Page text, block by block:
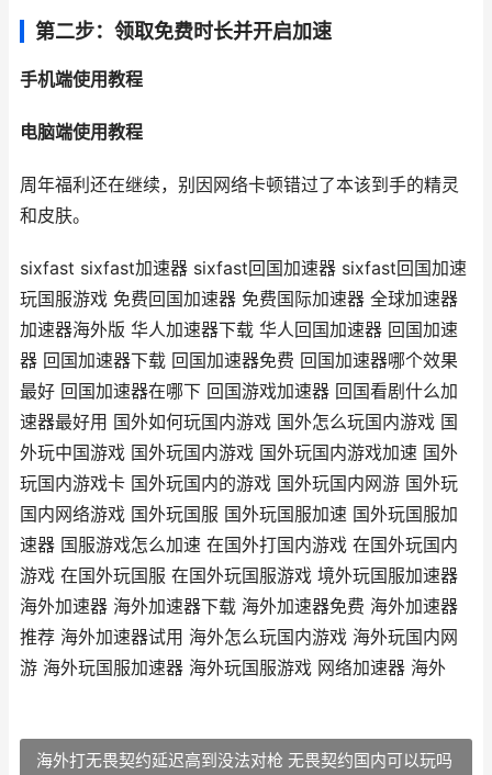
第二步：领取免费时长并开启加速
手机端使用教程
电脑端使用教程
周年福利还在继续，别因网络卡顿错过了本该到手的精灵
和皮肤。
sixfast sixfast加速器 sixfast回国加速器 sixfast回国加速
玩国服游戏 免费回国加速器 免费国际加速器 全球加速器
加速器海外版 华人加速器下载 华人回国加速器 回国加速
器 回国加速器下载 回国加速器免费 回国加速器哪个效果
最好 回国加速器在哪下 回国游戏加速器 回国看剧什么加
速器最好用 国外如何玩国内游戏 国外怎么玩国内游戏 国
外玩中国游戏 国外玩国内游戏 国外玩国内游戏加速 国外
玩国内游戏卡 国外玩国内的游戏 国外玩国内网游 国外玩
国内网络游戏 国外玩国服 国外玩国服加速 国外玩国服加
速器 国服游戏怎么加速 在国外打国内游戏 在国外玩国内
游戏 在国外玩国服 在国外玩国服游戏 境外玩国服加速器
海外加速器 海外加速器下载 海外加速器免费 海外加速器
推荐 海外加速器试用 海外怎么玩国内游戏 海外玩国内网
游 海外玩国服加速器 海外玩国服游戏 网络加速器 海外
海外打无畏契约延迟高到没法对枪 无畏契约国内可以玩吗